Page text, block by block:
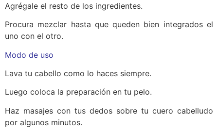
Agrégale el resto de los ingredientes.
Procura mezclar hasta que queden bien integrados el
uno con el otro.
Modo de uso
Lava tu cabello como lo haces siempre.
Luego coloca la preparación en tu pelo.
Haz masajes con tus dedos sobre tu cuero cabelludo
por algunos minutos.